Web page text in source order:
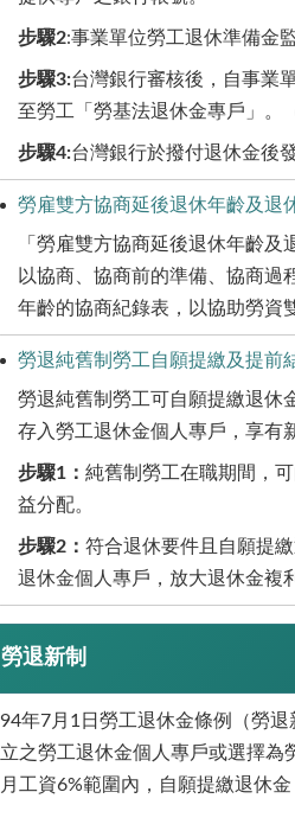
步驟2:事業單位勞工退休準備金
步驟3:台灣銀行審核後，自事業
至勞工「勞基法退休金專戶」
。
步驟4:台灣銀行於撥付退休金後
勞雇雙方協商延後退休年齡及退
「勞雇雙方協商延後退休年齡
以協商、協商前的準備、協商
年齡的協商紀錄表，以協助勞資
勞退純舊制勞工自願提繳及提前
勞退純舊制勞工可自願提繳退休
存入勞工退休金個人專戶，享有
步驟1： 純舊制勞工在職期間，
益分配。
步驟2： 符合退休要件且自願提
退休金個人專戶，放大退休金複
勞退新制
94年7月1日勞工退休金條例（勞
立之勞工退休金個人專戶或選擇為
月工資6%範圍內，自願提繳退休